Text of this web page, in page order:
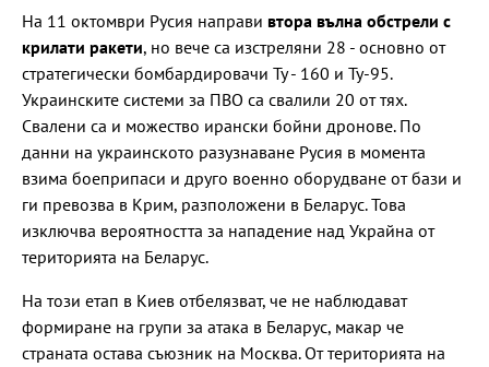
На 11 октомври Русия направи втора вълна обстрели с
крилати ракети, но вече са изстреляни 28 - основно от
стратегически бомбардировачи Ту - 160 и Ту-95.
Украинските системи за ПВО са свалили 20 от тях.
Свалени са и можество ирански бойни дронове. По
данни на украинското разузнаване Русия в момента
взима боеприпаси и друго военно оборудване от бази и
ги превозва в Крим, разположени в Беларус. Това
изключва вероятността за нападение над Украйна от
територията на Беларус.
На този етап в Киев отбелязват, че не наблюдават
формиране на групи за атака в Беларус, макар че
страната остава съюзник на Москва. От територията на